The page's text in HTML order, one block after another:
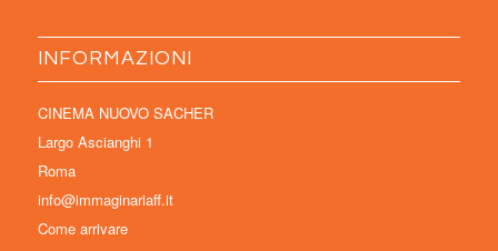
INFORMAZIONI
CINEMA NUOVO SACHER
Largo Ascianghi 1
Roma
info@immaginariaff.it
Come arrivare